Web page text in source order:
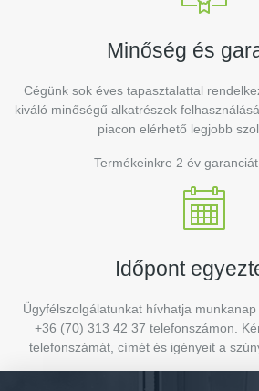
Minőség és
Cégünk sok éves tapasztalattal
kiváló minőségű alkatrészek
piacon elérhető legjobb
Termékeinkre 2 év
Időpont
Ügyfélszolgálatunkat hívhatja
+36 (70) 313 42 37 telefonszámon.
telefonszámát, címét és igényeit a